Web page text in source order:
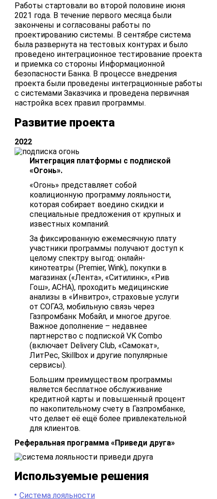
Работы стартовали во второй половине июня
2021 года. В течение первого месяца были
закончены и согласованы работы по
проектированию системы. В сентябре система
была развернута на тестовых контурах и было
проведено интеграционное тестирование проекта
и приемка со стороны Информационной
безопасности Банка. В процессе внедрения
проекта были проведены интеграционные работы
с системами Заказчика и проведена первичная
настройка всех правил программы.
Развитие проекта
2022
Интеграция платформы с подпиской
«Огонь».
«Огонь» представляет собой
коалиционную программу лояльности,
которая собирает воедино скидки и
специальные предложения от крупных и
известных компаний.
За фиксированную ежемесячную плату
участники программы получают доступ к
целому спектру выгод: онлайн-
кинотеатры (Premier, Wink), покупки в
магазинах («Лента», «Ситилинк», «Рив
Гош», АСНА), проходить медицинские
анализы в «Инвитро», страховые услуги
от СОГАЗ, мобильную связь через
Газпромбанк Мобайл, и многое другое.
Важное дополнение – недавнее
партнерство с подпиской VK Combo
(включает Delivery Club, «Самокат»,
ЛитРес, Skillbox и другие популярные
сервисы).
Большим преимуществом программы
является бесплатное обслуживание
кредитной карты и повышенный процент
по накопительному счету в Газпромбанке,
что делает её ещё более привлекательной
для клиентов.
Реферальная программа «Приведи друга»
Используемые решения
Система лояльности